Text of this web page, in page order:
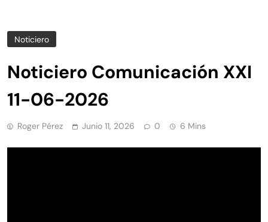
Noticiero
Noticiero Comunicación XXI
11-06-2026
Roger Pérez Junio 11, 2026 0 6 Mins